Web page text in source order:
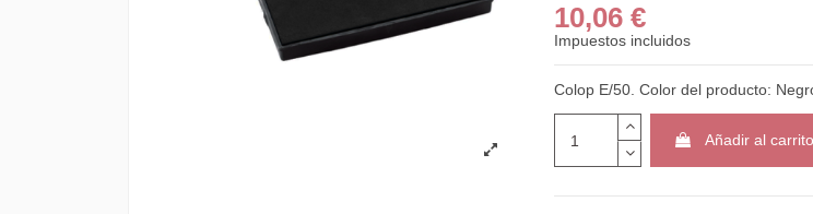
10,06 €
Impuestos incluidos
Colop E/50. Color del producto:
Añadir al carrito